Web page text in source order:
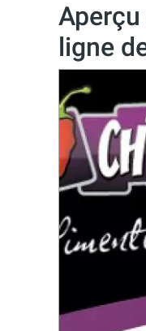
ligne